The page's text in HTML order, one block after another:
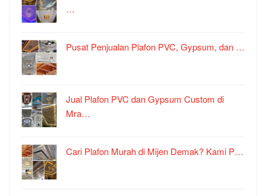
…
Pusat Penjualan Plafon PVC, Gypsum, dan …
Jual Plafon PVC dan Gypsum Custom di
Mra…
Cari Plafon Murah di Mijen Demak? Kami P…